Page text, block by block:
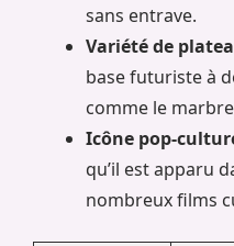
sans entrave.
Variété de
base futuriste à
comme le
Icône pop-
qu’il est apparu
nombreux films